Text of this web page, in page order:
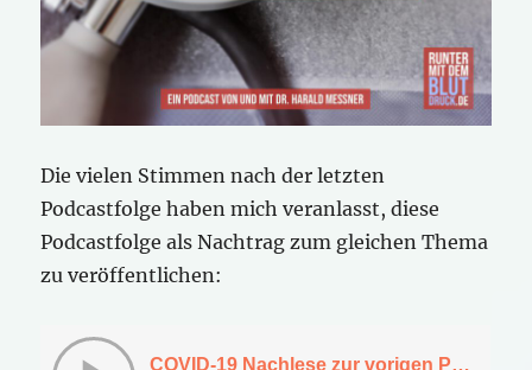
Die vielen Stimmen nach der letzten
Podcastfolge haben mich veranlasst, diese
Podcastfolge als Nachtrag zum gleichen Thema
zu veröffentlichen: